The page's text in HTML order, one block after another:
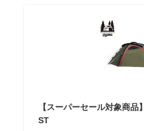
【スーパーセール対象商品
ST